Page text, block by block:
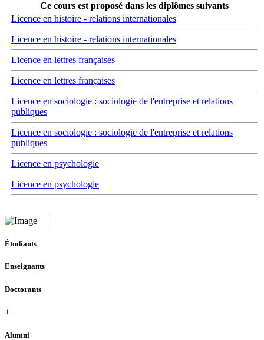
Ce cours est proposé dans les diplômes suivants
Licence en histoire - relations internationales
Licence en histoire - relations internationales
Licence en lettres françaises
Licence en lettres françaises
Licence en sociologie : sociologie de l'entreprise et relations
publiques
Licence en sociologie : sociologie de l'entreprise et relations
publiques
Licence en psychologie
Licence en psychologie
Étudiants
Enseignants
Doctorants
+
Alumni